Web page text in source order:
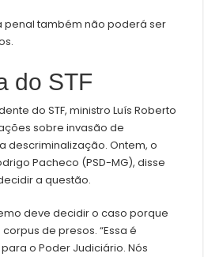
penal também não poderá ser
do STF
do STF, ministro Luís Roberto
sobre invasão de
descriminalização. Ontem, o
Pacheco (PSD-MG), disse
a questão.
deve decidir o caso porque
de presos. “Essa é
o Poder Judiciário. Nós